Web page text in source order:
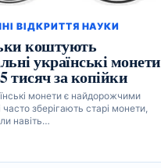
ВІДКРИТТЯ НАУКИ
коштують
українські монети
тисяч за копійки
монети є найдорожчими
часто зберігають старі монети,
навіть…